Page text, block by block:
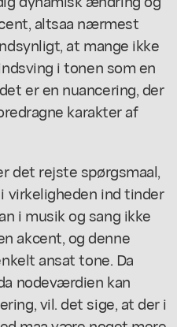
altsaa nærmest
at mange ikke
i tonen som en
er en nuancering, der
karakter af
det rejste spørgsmaal,
virkeligheden ind tinder
i musik og sang ikke
akcent, og denne
ansat tone. Da
nodeværdien kan
vil. det sige, at der i